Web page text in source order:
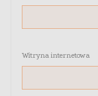
Witryna internetowa